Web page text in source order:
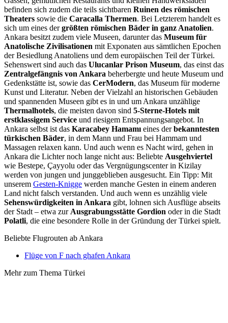
befinden sich zudem die teils sichtbaren Ruinen des römischen
Theaters sowie die Caracalla Thermen. Bei Letzterem handelt es
sich um eines dergrößten römischen Bäder in ganz Anatolien.
Ankara besitzt zudem viele Museen, darunter das Museum für
Anatolische Zivilisationen mit Exponaten aus sämtlichen Epochen
der Besiedlung Anatoliens und dem europäischen Teil der Türkei.
Sehenswert sind auch das Ulucanlar Prison Museum, das einst das
Zentralgefängnis von Ankara beherbergte und heute Museum und
Gedenkstätte ist, sowie das CerModern, das Museum für moderne
Kunst und Literatur. Neben der Vielzahl an historischen Gebäuden
und spannenden Museen gibt es in und um Ankara unzählige
Thermalhotels, die meisten davon sind 5-Sterne-Hotels mit
erstklassigem Service und riesigem Entspannungsangebot. In
Ankara selbst ist das Karacabey Hamamı eines derbekanntesten
türkischen Bäder, in dem Mann und Frau bei Hammam und
Massagen relaxen kann. Und auch wenn es Nacht wird, gehen in
Ankara die Lichter noch lange nicht aus: Beliebte Ausgehviertel
wie Bestepe, Çayyolu oder das Vergnügungscenter in Kizilay
werden von jungen und junggeblieben ausgesucht. Ein Tipp: Mit
unserem Gesten-Knigge werden manche Gesten in einem anderen
Land nicht falsch verstanden. Und auch wenn es unzählig viele
Sehenswürdigkeiten in Ankara gibt, lohnen sich Ausflüge abseits
der Stadt – etwa zur Ausgrabungsstätte Gordion oder in die Stadt
Polatli, die eine besondere Rolle in der Gründung der Türkei spielt.
Beliebte Flugrouten ab Ankara
Flüge von F nach ghafen Ankara
Mehr zum Thema Türkei